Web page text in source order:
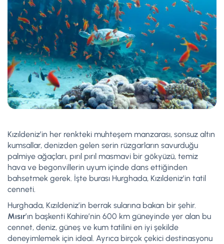
Kızıldeniz’in her renkteki muhteşem manzarası, sonsuz altın
kumsallar, denizden gelen serin rüzgarların savurduğu
palmiye ağaçları, pırıl pırıl masmavi bir gökyüzü, temiz
hava ve begonvillerin uyum içinde dans ettiğinden
bahsetmek gerek. İşte burası Hurghada, Kızıldeniz’in tatil
cenneti.
Hurghada, Kızıldeniz’in berrak sularına bakan bir şehir.
Mısır’ın başkenti Kahire’nin 600 km güneyinde yer alan bu
cennet, deniz, güneş ve kum tatilini en iyi şekilde
deneyimlemek için ideal. Ayrıca birçok çekici destinasyonu